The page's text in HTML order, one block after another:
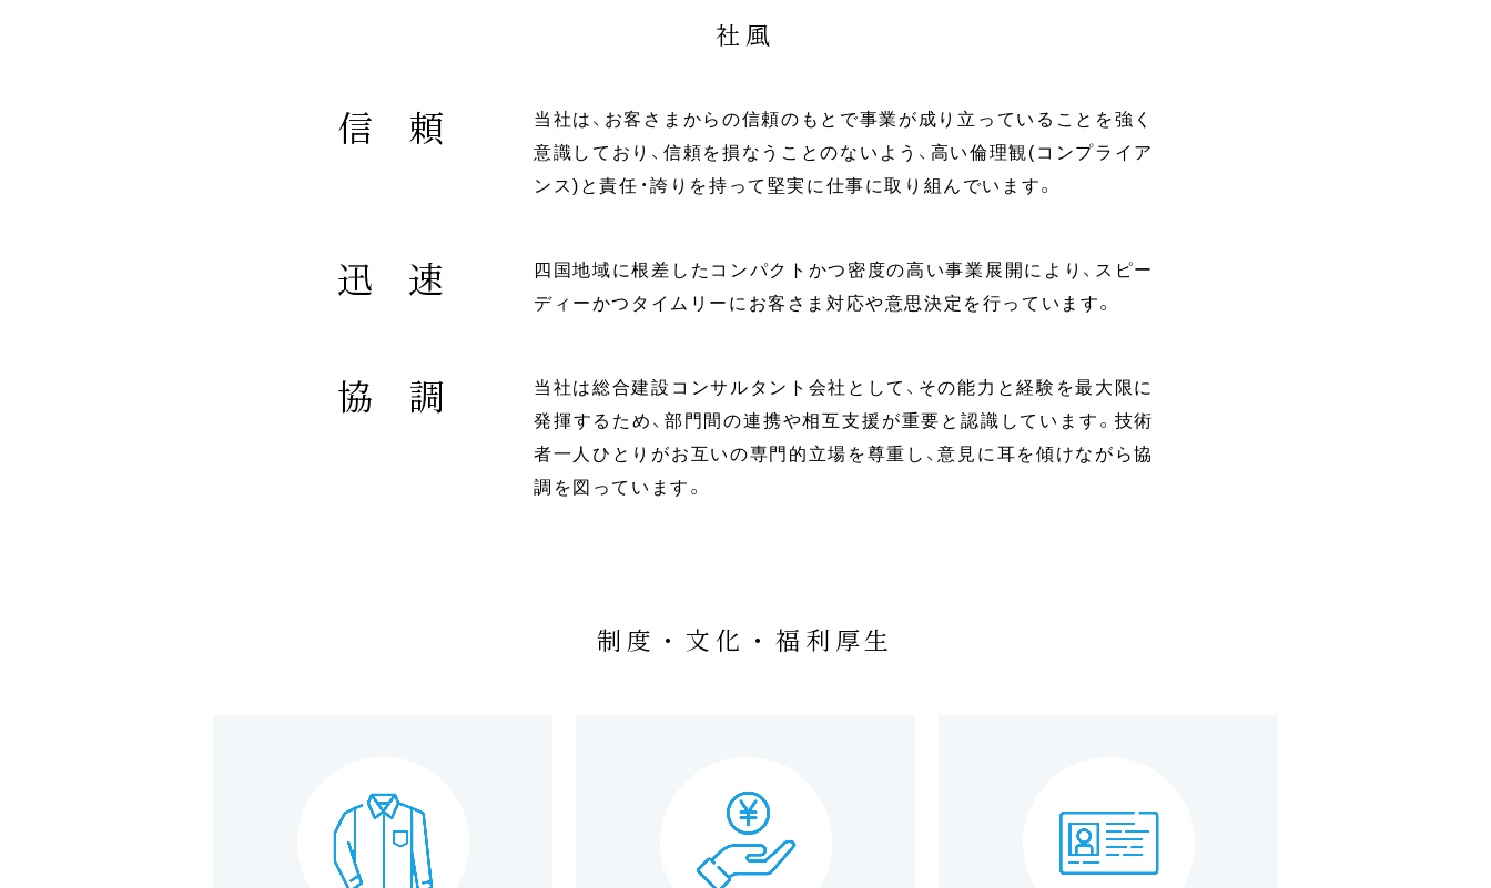
社風
信頼
当社は、お客さまからの信頼のもとで事業が成り立っていることを強く
意識しており、信頼を損なうことのないよう、高い倫理観(コンプライア
ンス)と責任・誇りを持って堅実に仕事に取り組んでいます。
迅速
四国地域に根差したコンパクトかつ密度の高い事業展開により、スピー
ディーかつタイムリーにお客さま対応や意思決定を行っています。
協調
当社は総合建設コンサルタント会社として、その能力と経験を最大限に
発揮するため、部門間の連携や相互支援が重要と認識しています。技術
者一人ひとりがお互いの専門的立場を尊重し、意見に耳を傾けながら協
調を図っています。
制度・文化・福利厚生